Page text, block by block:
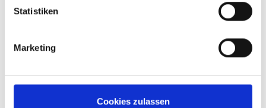
Statistiken
Marketing
Cookies zulassen
MSK最先向市场推出了针对包装好的托盘的全自动薄膜
拆除设备。Defotech自动拆包机不仅提高了拆包作业的